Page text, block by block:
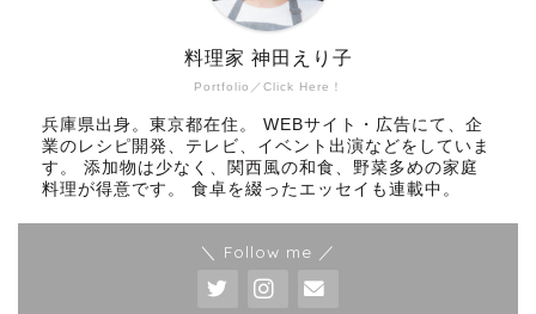
Portfolio／Click Here！
料理家 神田えり子
兵庫県出身。東京都在住。 WEBサイト・広告にて、企
業のレシピ開発、テレビ、イベント出演などをしていま
す。 添加物は少なく、関西風の和食、野菜多めの家庭
料理が得意です。 食卓を綴ったエッセイも連載中。
＼ Follow me ／